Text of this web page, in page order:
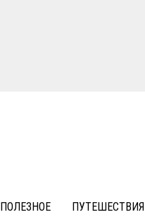
ПОЛЕЗНОЕ ПУТЕШЕСТВИЯ